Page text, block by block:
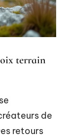
terrain
de
retours